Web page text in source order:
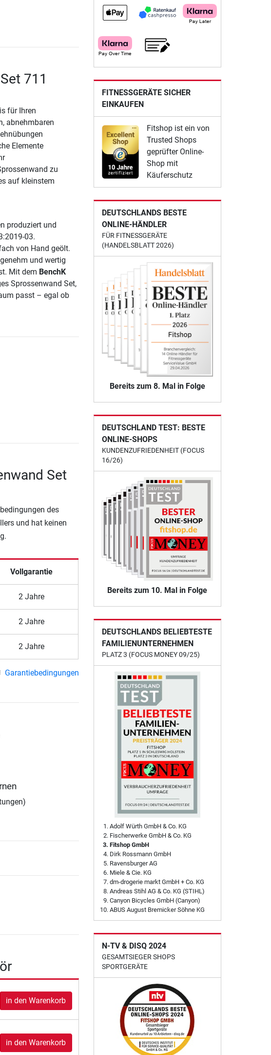
711
für Ihren
abnehmbaren
Elemente
zu
auf kleinstem
produziert und
03.
von Hand geölt.
und wertig
Mit dem BenchK
Sprossenwand Set,
passt – egal ob
Set
des
und hat keinen
Vollgarantie
2 Jahre
2 Jahre
2 Jahre
Garantiebedingungen
in den Warenkorb
in den Warenkorb
FITNESSGERÄTE SICHER
EINKAUFEN
Fitshop ist ein von
Trusted Shops
geprüfter Online-
Shop mit
Käuferschutz
DEUTSCHLANDS BESTE
ONLINE-HÄNDLER
FÜR FITNESSGERÄTE
(HANDELSBLATT 2026)
Bereits zum 8. Mal in Folge
DEUTSCHLAND TEST: BESTE
ONLINE-SHOPS
KUNDENZUFRIEDENHEIT (FOCUS
16/26)
Bereits zum 10. Mal in Folge
DEUTSCHLANDS BELIEBTESTE
FAMILIENUNTERNEHMEN
PLATZ 3 (FOCUS MONEY 09/25)
Adolf Würth GmbH & Co. KG
Fischerwerke GmbH & Co. KG
Fitshop GmbH
Dirk Rossmann GmbH
Ravensburger AG
Miele & Cie. KG
dm-drogerie markt GmbH + Co. KG
Andreas Stihl AG & Co. KG (STIHL)
Canyon Bicycles GmbH (Canyon)
ABUS August Bremicker Söhne KG
N-TV & DISQ 2024
GESAMTSIEGER SHOPS
SPORTGERÄTE